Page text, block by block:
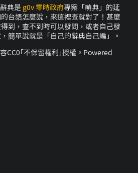
典是 g0v 零時政府專案「萌典」的延
台語怎麼說，來這裡查就對了！甚麼
到，查不到時可以發問，或者自己發
簡單說就是「自己的辭典自己編」。
CC0｢不保留權利｣授權。Powered